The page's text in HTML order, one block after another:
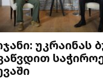
უკრაინას